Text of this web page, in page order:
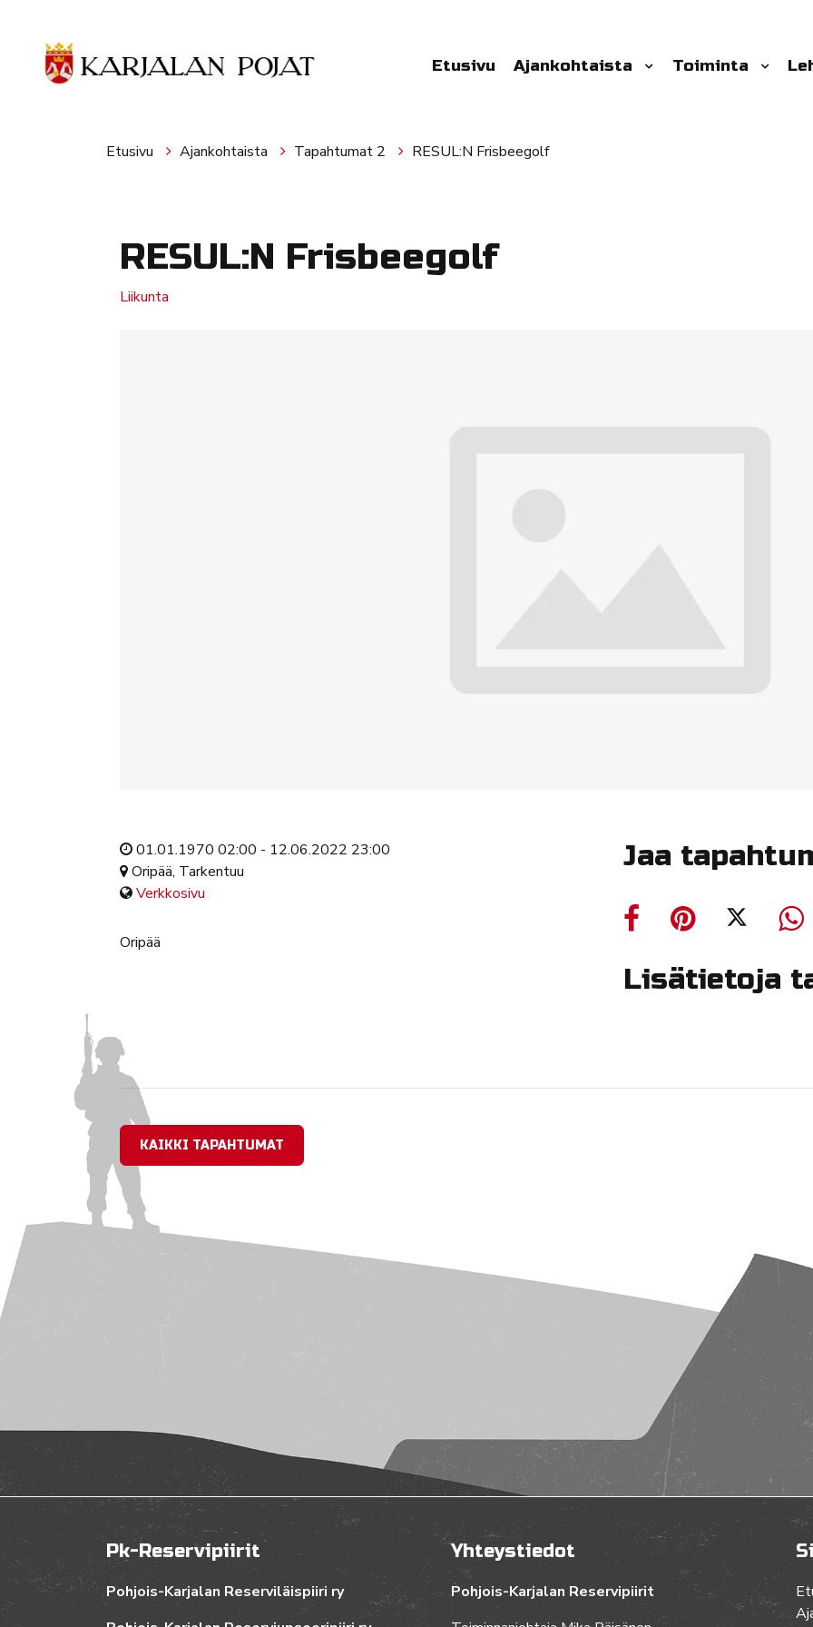
Etusivu Ajankohtaista Toiminta
Etusivu Ajankohtaista Tapahtumat 2 RESUL:N Frisbeegolf
RESUL:N Frisbeegolf
Liikunta
01.01.1970 02:00 - 12.06.2022 23:00
Oripää, Tarkentuu
Verkkosivu
Oripää
Jaa
Lisätietoja
KAIKKI TAPAHTUMAT
Pk-Reservipiirit
Pohjois-Karjalan Reserviläispiiri ry
Yhteystiedot
Pohjois-Karjalan Reservipiirit